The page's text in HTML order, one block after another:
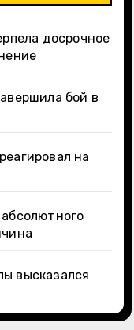
досрочное
бой в
на
высказался